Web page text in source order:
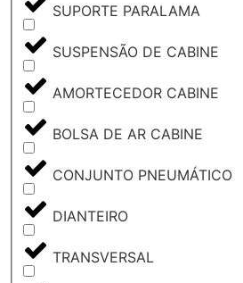
SUPORTE PARALAMA
SUSPENSÃO DE CABINE
AMORTECEDOR CABINE
BOLSA DE AR CABINE
CONJUNTO PNEUMÁTICO
DIANTEIRO
TRANSVERSAL